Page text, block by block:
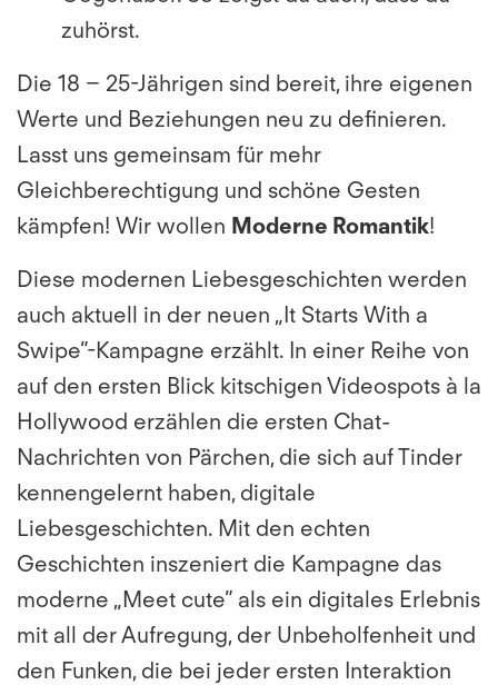
zuhörst.
Die 18 – 25-Jährigen sind bereit, ihre eigenen
Werte und Beziehungen neu zu definieren.
Lasst uns gemeinsam für mehr
Gleichberechtigung und schöne Gesten
kämpfen! Wir wollen Moderne Romantik!
Diese modernen Liebesgeschichten werden
auch aktuell in der neuen „It Starts With a
Swipe”-Kampagne erzählt. In einer Reihe von
auf den ersten Blick kitschigen Videospots à la
Hollywood erzählen die ersten Chat-
Nachrichten von Pärchen, die sich auf Tinder
kennengelernt haben, digitale
Liebesgeschichten. Mit den echten
Geschichten inszeniert die Kampagne das
moderne „Meet cute” als ein digitales Erlebnis
mit all der Aufregung, der Unbeholfenheit und
den Funken, die bei jeder ersten Interaktion